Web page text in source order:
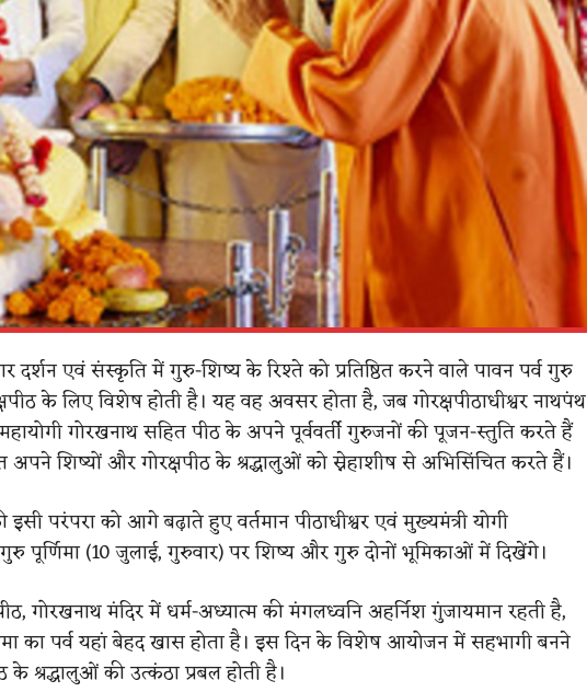
दर्शन एवं संस्कृति में गुरु-शिष्य के रिश्ते को प्रतिष्ठित करने वाले पावन पर्व गुरु
के लिए विशेष होती है। यह वह अवसर होता है, जब गोरक्षपीठाधीश्वर नाथपंथ
गोरखनाथ सहित पीठ के अपने पूर्ववर्ती गुरुजनों की पूजन-स्तुति करते हैं
शिष्यों और गोरक्षपीठ के श्रद्धालुओं को स्नेहाशीष से अभिसिंचित करते हैं।
इसी परंपरा को आगे बढ़ाते हुए वर्तमान पीठाधीश्वर एवं मुख्यमंत्री योगी
पूर्णिमा (10 जुलाई, गुरुवार) पर शिष्य और गुरु दोनों भूमिकाओं में दिखेंगे।
गोरखनाथ मंदिर में धर्म-अध्यात्म की मंगलध्वनि अहर्निश गुंजायमान रहती है,
का पर्व यहां बेहद खास होता है। इस दिन के विशेष आयोजन में सहभागी बनने
के श्रद्धालुओं की उत्कंठा प्रबल होती है।